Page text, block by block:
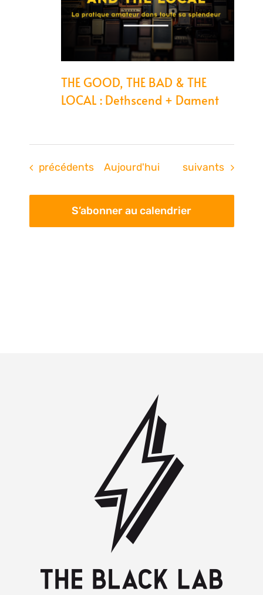
THE GOOD, THE BAD & THE
LOCAL : Dethscend + Dament
Évènements
précédents Aujourd'hui Évènements
suivants
S’abonner au calendrier